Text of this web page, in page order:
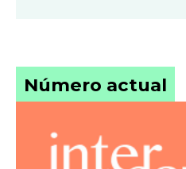
Número actual